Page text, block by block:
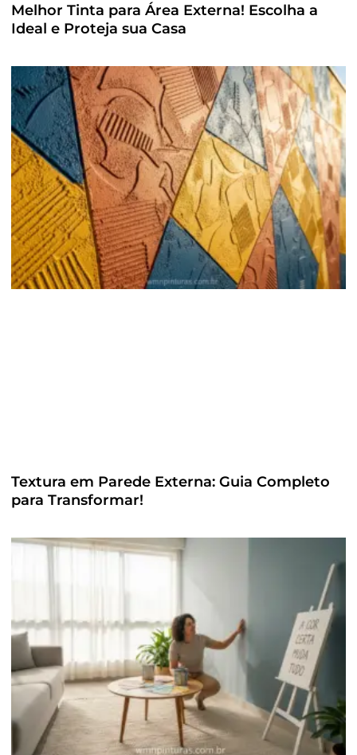
Melhor Tinta para Área Externa! Escolha a
Ideal e Proteja sua Casa
Textura em Parede Externa: Guia Completo
para Transformar!